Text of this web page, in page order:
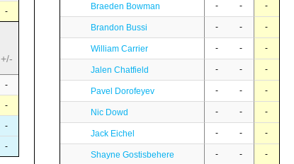
-
+/-
-
-
-
-
Braeden Bowman - - -
Brandon Bussi - - -
William Carrier - - -
Jalen Chatfield - - -
Pavel Dorofeyev - - -
Nic Dowd - - -
Jack Eichel - - -
Shayne Gostisbehere - - -